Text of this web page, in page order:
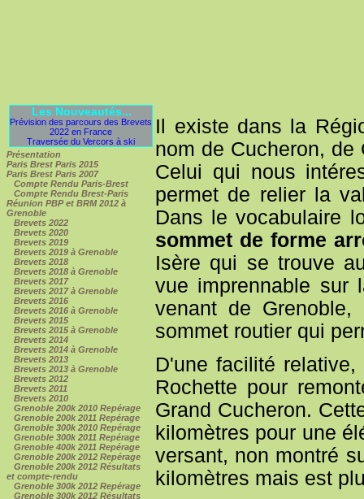
Les Nouveautés...
Prévision des parcours des Brevets
2022 en France
Traversée du Vercors à ski
Présentation
Paris Brest Paris 2015
Paris Brest Paris 2007
Compte Rendu Paris-Brest
Compte Rendu Brest-Paris
Réunion PBP et BRM 2012 à
Grenoble
Brevets 2022
Brevets 2020
Brevets 2019
Brevets 2019 à Grenoble
Brevets 2018
Brevets 2018 à Grenoble
Brevets 2017
Brevets 2017 à Grenoble
Brevets 2016
Brevets 2016 à Grenoble
Brevets 2015
Brevets 2015 à Grenoble
Brevets 2014
Brevets 2014 à Grenoble
Brevets 2013
Brevets 2013 à Grenoble
Brevets 2012
Brevets 2011
Brevets 2010
Grenoble 200k 2010 Repérage
Grenoble 200k 2011 Repérage
Grenoble 300k 2010 Repérage
Grenoble 300k 2011 Repérage
Grenoble 400k 2011 Repérage
Grenoble 200k 2012 Repérage
Grenoble 200k 2012 Résultats
et compte-rendu
Grenoble 300k 2012 Repérage
Grenoble 300k 2012 Résultats
Il existe dans la
nom de Cucheron, de
Celui qui nous
permet de relier la
Dans le vocabulaire
sommet de forme
Isère qui se trouve
vue imprennable sur
venant de
sommet routier qui
D'une facilité
Rochette pour
Grand Cucheron.
kilomètres pour une
versant, non montré
kilomètres mais est